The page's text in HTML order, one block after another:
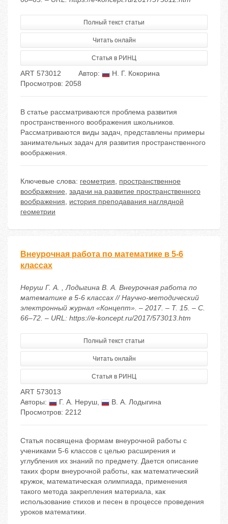
Полный текст статьи
Читать онлайн
Статья в РИНЦ
ART 573012 Автор:
Н. Г. Кокорина
Просмотров: 2058
В статье рассматриваются проблема развития
пространственного воображения школьников.
Рассматриваются виды задач, представлены примеры
занимательных задач для развития пространственного
воображения.
Ключевые слова: геометрия, пространственное
воображение, задачи на развитие пространственного
воображения, история преподавания наглядной
геометрии
Внеурочная работа по математике в 5-6
классах
Неруш Г. А. , Лодыгина В. А. Внеурочная работа по
математике в 5-6 классах // Научно-методический
электронный журнал «Концепт». – 2017. – Т. 15. – С.
66–72. – URL: https://e-koncept.ru/2017/573013.htm
Полный текст статьи
Читать онлайн
Статья в РИНЦ
ART 573013
Авторы:
Г. А. Неруш,
В. А. Лодыгина
Просмотров: 2212
Статья посвящена формам внеурочной работы с
учениками 5-6 классов с целью расширения и
углубления их знаний по предмету. Дается описание
таких форм внеурочной работы, как математический
кружок, математическая олимпиада, применения
такого метода закрепления материала, как
использование стихов и песен в процессе проведения
уроков математики.